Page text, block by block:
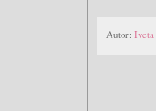
Autor: Iveta